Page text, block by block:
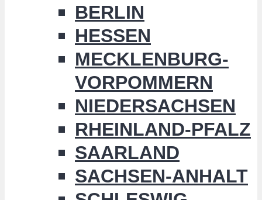
BERLIN
HESSEN
MECKLENBURG-
VORPOMMERN
NIEDERSACHSEN
RHEINLAND-PFALZ
SAARLAND
SACHSEN-ANHALT